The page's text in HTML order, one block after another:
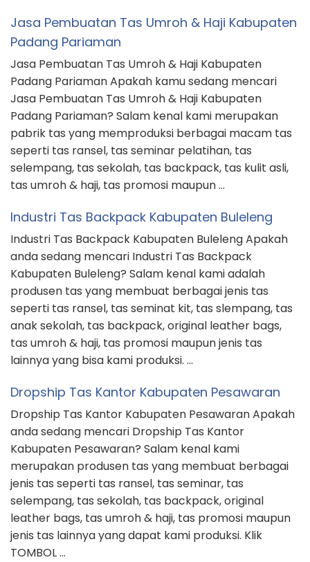
Jasa Pembuatan Tas Umroh & Haji Kabupaten
Padang Pariaman
Jasa Pembuatan Tas Umroh & Haji Kabupaten
Padang Pariaman Apakah kamu sedang mencari
Jasa Pembuatan Tas Umroh & Haji Kabupaten
Padang Pariaman? Salam kenal kami merupakan
pabrik tas yang memproduksi berbagai macam tas
seperti tas ransel, tas seminar pelatihan, tas
selempang, tas sekolah, tas backpack, tas kulit asli,
tas umroh & haji, tas promosi maupun …
Industri Tas Backpack Kabupaten Buleleng
Industri Tas Backpack Kabupaten Buleleng Apakah
anda sedang mencari Industri Tas Backpack
Kabupaten Buleleng? Salam kenal kami adalah
produsen tas yang membuat berbagai jenis tas
seperti tas ransel, tas seminat kit, tas slempang, tas
anak sekolah, tas backpack, original leather bags,
tas umroh & haji, tas promosi maupun jenis tas
lainnya yang bisa kami produksi. …
Dropship Tas Kantor Kabupaten Pesawaran
Dropship Tas Kantor Kabupaten Pesawaran Apakah
anda sedang mencari Dropship Tas Kantor
Kabupaten Pesawaran? Salam kenal kami
merupakan produsen tas yang membuat berbagai
jenis tas seperti tas ransel, tas seminar, tas
selempang, tas sekolah, tas backpack, original
leather bags, tas umroh & haji, tas promosi maupun
jenis tas lainnya yang dapat kami produksi. Klik
TOMBOL …